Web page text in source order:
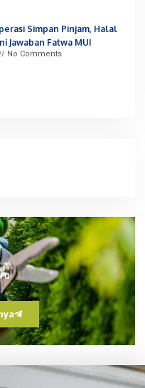
Simpan Pinjam, Halal
Jawaban Fatwa MUI
No Comments